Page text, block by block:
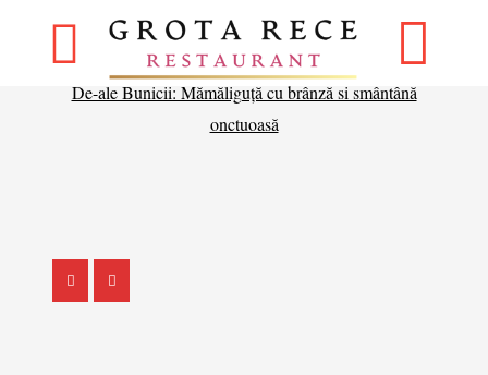
De-ale Bunicii: Mămăliguță cu brânză si smântână
onctuoasă